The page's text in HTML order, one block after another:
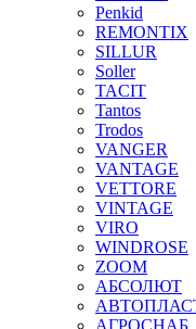
Penkid
REMONTIX
SILLUR
Soller
TACIT
Tantos
Trodos
VANGER
VANTAGE
VETTORE
VINTAGE
VIRO
WINDROSE
ZOOM
АБСОЛЮТ
АГРОСНАБ